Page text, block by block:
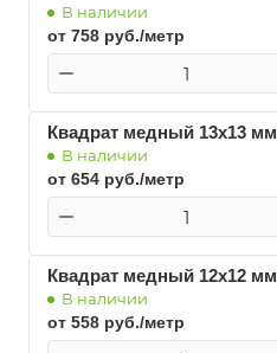
В наличии
от 758 руб./метр
Квадрат медный 13х13 мм
В наличии
от 654 руб./метр
Квадрат медный 12х12 мм
В наличии
от 558 руб./метр